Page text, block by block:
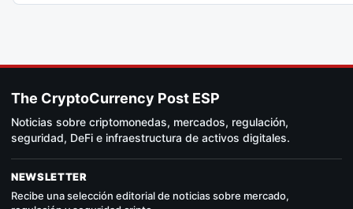
The CryptoCurrency Post ESP
Noticias sobre criptomonedas, mercados, regulación,
seguridad, DeFi e infraestructura de activos digitales.
NEWSLETTER
Recibe una selección editorial de noticias sobre mercado,